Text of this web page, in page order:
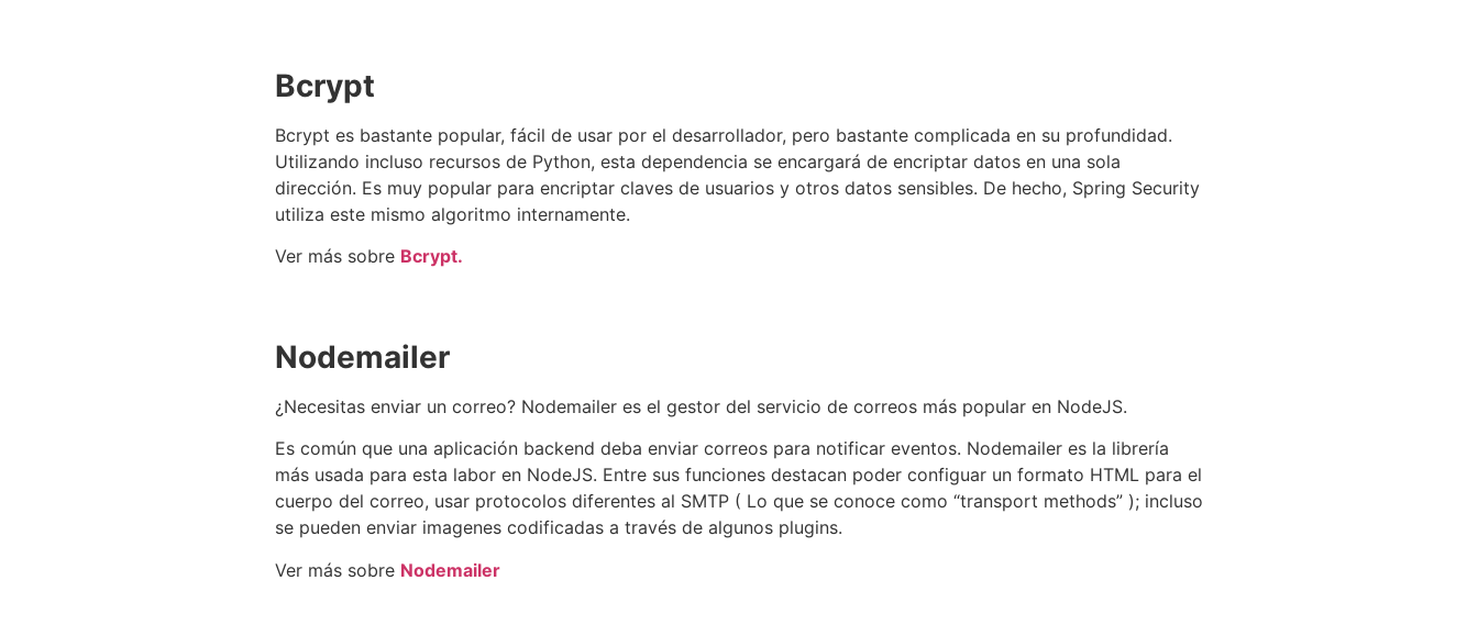
Bcrypt
Bcrypt es bastante popular, fácil de usar por el desarrollador, pero bastante complicada en su profundidad.
Utilizando incluso recursos de Python, esta dependencia se encargará de encriptar datos en una sola
dirección. Es muy popular para encriptar claves de usuarios y otros datos sensibles. De hecho, Spring Security
utiliza este mismo algoritmo internamente.
Ver más sobre Bcrypt.
Nodemailer
¿Necesitas enviar un correo? Nodemailer es el gestor del servicio de correos más popular en NodeJS.
Es común que una aplicación backend deba enviar correos para notificar eventos. Nodemailer es la librería
más usada para esta labor en NodeJS. Entre sus funciones destacan poder configuar un formato HTML para el
cuerpo del correo, usar protocolos diferentes al SMTP ( Lo que se conoce como “transport methods” ); incluso
se pueden enviar imagenes codificadas a través de algunos plugins.
Ver más sobre Nodemailer